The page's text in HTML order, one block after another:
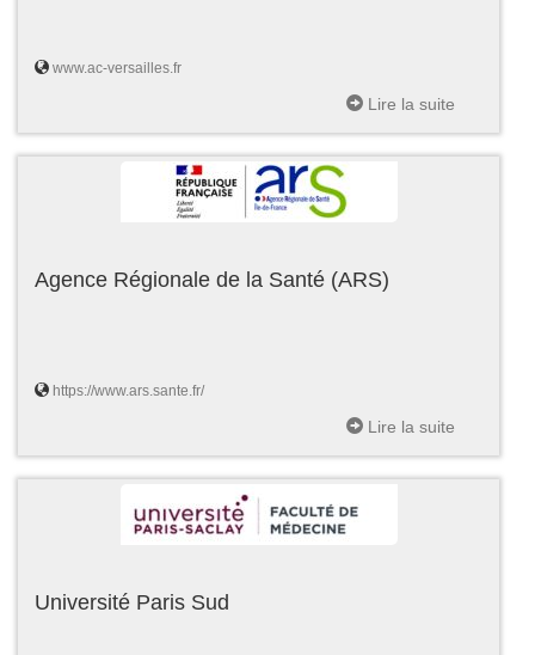
www.ac-versailles.fr
Lire la suite
Agence Régionale de la Santé (ARS)
https://www.ars.sante.fr/
Lire la suite
Université Paris Sud